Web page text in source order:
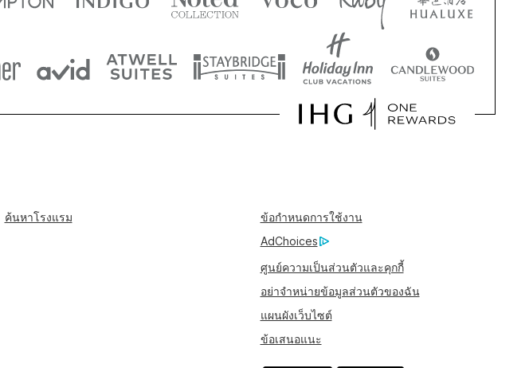
ค้นหาโรงแรม
ข้อกำหนดการใช้งาน
AdChoices
ศูนย์ความเป็นส่วนตัวและคุกกี้
อย่าจำหน่ายข้อมูลส่วนตัวของฉัน
แผนผังเว็บไซต์
ข้อเสนอแนะ